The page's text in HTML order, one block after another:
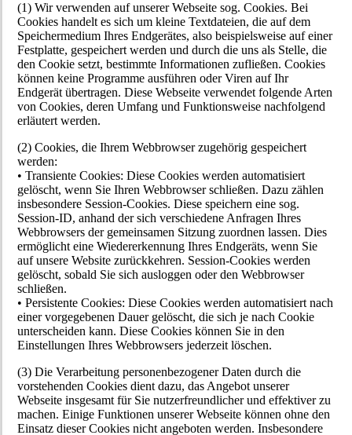
(1) Wir verwenden auf unserer Webseite sog. Cookies. Bei
Cookies handelt es sich um kleine Textdateien, die auf dem
Speichermedium Ihres Endgerätes, also beispielsweise auf einer
Festplatte, gespeichert werden und durch die uns als Stelle, die
den Cookie setzt, bestimmte Informationen zufließen. Cookies
können keine Programme ausführen oder Viren auf Ihr
Endgerät übertragen. Diese Webseite verwendet folgende Arten
von Cookies, deren Umfang und Funktionsweise nachfolgend
erläutert werden.
(2) Cookies, die Ihrem Webbrowser zugehörig gespeichert
werden:
• Transiente Cookies: Diese Cookies werden automatisiert
gelöscht, wenn Sie Ihren Webbrowser schließen. Dazu zählen
insbesondere Session-Cookies. Diese speichern eine sog.
Session-ID, anhand der sich verschiedene Anfragen Ihres
Webbrowsers der gemeinsamen Sitzung zuordnen lassen. Dies
ermöglicht eine Wiedererkennung Ihres Endgeräts, wenn Sie
auf unsere Website zurückkehren. Session-Cookies werden
gelöscht, sobald Sie sich ausloggen oder den Webbrowser
schließen.
• Persistente Cookies: Diese Cookies werden automatisiert nach
einer vorgegebenen Dauer gelöscht, die sich je nach Cookie
unterscheiden kann. Diese Cookies können Sie in den
Einstellungen Ihres Webbrowsers jederzeit löschen.
(3) Die Verarbeitung personenbezogener Daten durch die
vorstehenden Cookies dient dazu, das Angebot unserer
Webseite insgesamt für Sie nutzerfreundlicher und effektiver zu
machen. Einige Funktionen unserer Webseite können ohne den
Einsatz dieser Cookies nicht angeboten werden. Insbesondere